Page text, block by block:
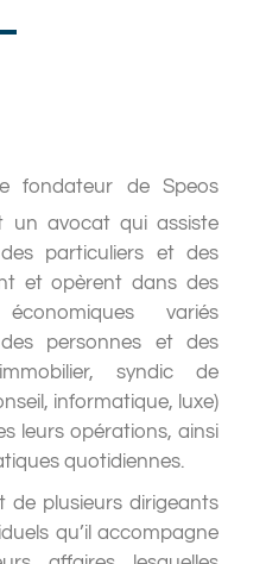
fondateur de Speos
un avocat qui assiste
particuliers et des
et opèrent dans des
variés
personnes et des
syndic de
informatique, luxe)
leurs opérations, ainsi
quotidiennes.
de plusieurs dirigeants
qu’il accompagne